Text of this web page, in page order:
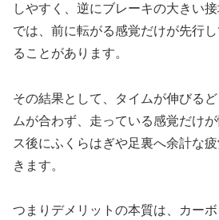
しやすく、逆にブレーキの大きい
では、前に転がる感覚だけが先行
ることがあります。
その結果として、タイムが伸びる
ムが合わず、走っている感覚だけ
ス後にふくらはぎや足裏へ余計な
きます。
つまりデメリットの本質は、カーボ